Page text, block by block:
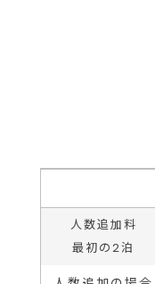
人数追加料
最初の2泊